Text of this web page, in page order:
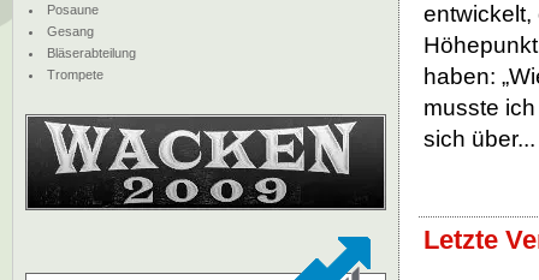
entwickelt,
haben:
musste
sich
Letzte
Posaune
Gesang
Bläserabteilung
Trompete